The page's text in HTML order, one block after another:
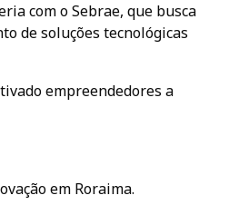
com o Sebrae, que busca
de soluções tecnológicas
empreendedores a
em Roraima.